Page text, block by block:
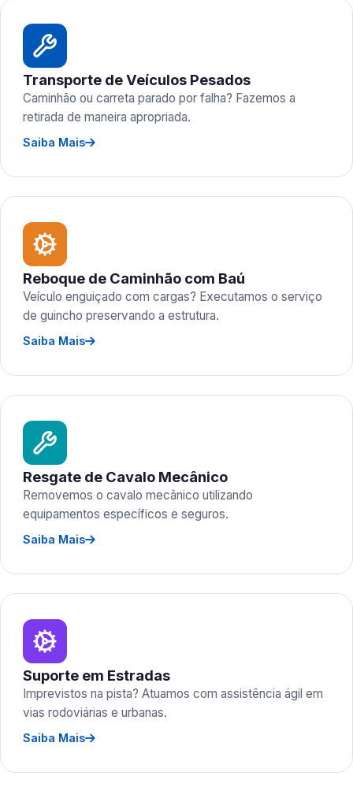
Transporte de Veículos Pesados
Caminhão ou carreta parado por falha? Fazemos a
retirada de maneira apropriada.
Saiba Mais
Reboque de Caminhão com Baú
Veículo enguiçado com cargas? Executamos o serviço
de guincho preservando a estrutura.
Saiba Mais
Resgate de Cavalo Mecânico
Removemos o cavalo mecânico utilizando
equipamentos específicos e seguros.
Saiba Mais
Suporte em Estradas
Imprevistos na pista? Atuamos com assistência ágil em
vias rodoviárias e urbanas.
Saiba Mais